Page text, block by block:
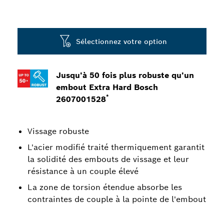
Jusqu'à 50 fois plus robuste qu'un
embout Extra Hard Bosch
2607001528*
Vissage robuste
L'acier modifié traité thermiquement garantit
la solidité des embouts de vissage et leur
résistance à un couple élevé
La zone de torsion étendue absorbe les
contraintes de couple à la pointe de l'embout
Sélectionnez votre option